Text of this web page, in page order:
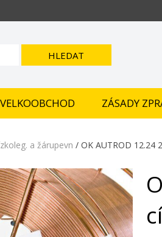
HLEDAT
VELKOOBCHOD ZÁSADY
a žárupevn / OK AUTROD 12.24